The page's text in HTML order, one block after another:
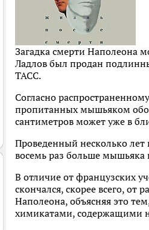
Загадка смерти Наполеона
Ладлов был продан
ТАСС.
Согласно
пропитанных мышьяком
сантиметров может уже в
Проведенный несколько лет
восемь раз больше мышьяка
В отличие от французских
скончался, скорее всего, от
Наполеона, объясняя это
химикатами, содержащими